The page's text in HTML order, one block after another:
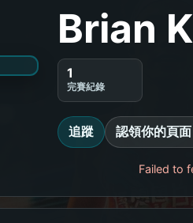
Brian
1
完賽紀錄
追蹤 認領你的頁面
Failed to